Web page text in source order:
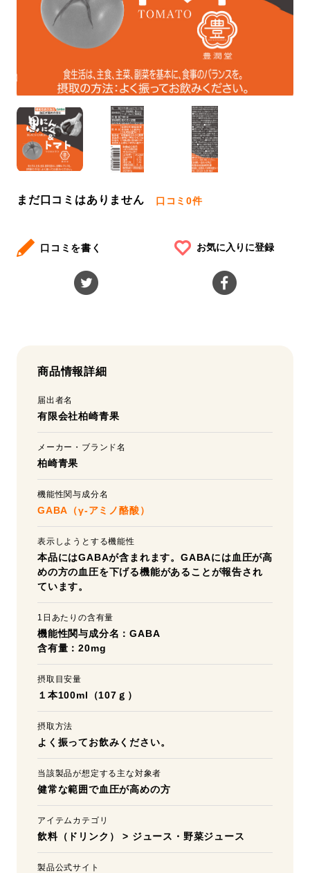
まだ口コミはありません 口コミ0件
口コミを書く お気に入りに登録
商品情報詳細
届出者名
有限会社柏崎青果
メーカー・ブランド名
柏崎青果
機能性関与成分名
GABA（γ-アミノ酪酸）
表示しようとする機能性
本品にはGABAが含まれます。GABAには血圧が高
めの方の血圧を下げる機能があることが報告され
ています。
1日あたりの含有量
機能性関与成分名：GABA
含有量：20mg
摂取目安量
１本100ml（107ｇ）
摂取方法
よく振ってお飲みください。
当該製品が想定する主な対象者
健常な範囲で血圧が高めの方
アイテムカテゴリ
飲料（ドリンク） > ジュース・野菜ジュース
製品公式サイト